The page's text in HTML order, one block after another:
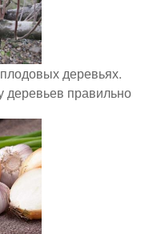
деревьях.
правильно